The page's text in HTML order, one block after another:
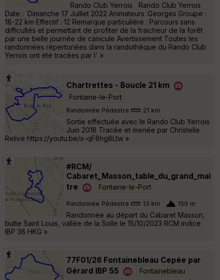
Rando Club Yerrois Rando Club Yerrois
Date : Dimanche 17 Juillet 2022 Animateurs :Georges Groupe :
18-22 km Effectif : 12 Remarque particulière : Parcours sans
difficultés et permettant de profiter de la fraicheur de la forêt
par une belle journée de canicule Avertissement Toutes les
randonnées répertoriées dans la randothèque du Rando Club
Yerrois ont été tracées par l' »
Chartrettes - Boucle 21 km
Fontaine-le-Port
Randonnée Pédestre 21 km
Sortie effectuée avec le Rando Club Yerrois
Juin 2018 Tracée et menée par Christelle
Relive https://youtu.be/x-qF8hg8Ltw »
#RCM/
Cabaret_Masson_table_du_grand_mai
tre
Fontaine-le-Port
Randonnée Pédestre 13 km 150 m
Randonnée au départ du Cabaret Masson,
butte Saint Louis, vallée de la Solle le 15/10/2023 RCM indice
IBP 38 HKG »
77F01/26 Fontainebleau Cepée par
Gérard IBP 55
Fontainebleau